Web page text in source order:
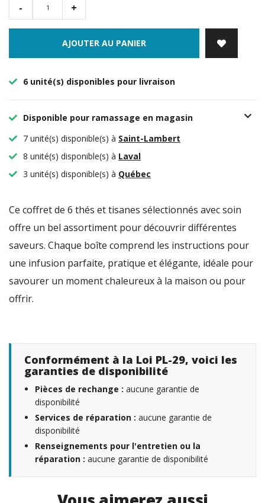
- +
AJOUTER AU PANIER
6 unité(s) disponibles pour livraison
Disponible pour ramassage en magasin
7 unité(s) disponible(s) à Saint-Lambert
8 unité(s) disponible(s) à Laval
3 unité(s) disponible(s) à Québec
Ce coffret de 6 thés et tisanes sélectionnés avec soin
offre un bel assortiment pour découvrir différentes
saveurs. Chaque boîte comprend les instructions pour
une infusion parfaite, pratique et élégante, idéale pour
savourer un moment chaleureux à la maison ou pour
offrir.
Conformément à la Loi PL-29, voici les
garanties de disponibilité
Pièces de rechange : aucune garantie de
disponibilité
Services de réparation : aucune garantie de
disponibilité
Renseignements pour l'entretien ou la
réparation : aucune garantie de disponibilité